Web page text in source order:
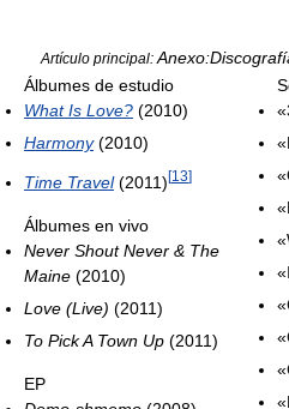
Artículo principal:
Álbumes de estudio
What Is Love? (2010)
Harmony(2010)
Time Travel(2011) [13]
Álbumes en vivo
Never Shout Never & The
Maine (2010)
Love (Live) (2011)
To Pick A Town Up (2011)
EP